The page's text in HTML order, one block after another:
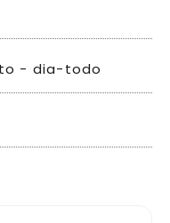
- dia-todo